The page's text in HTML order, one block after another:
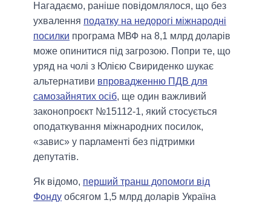
Нагадаємо, раніше повідомлялося, що без
ухвалення податку на недорогі міжнародні
посилки програма МВФ на 8,1 млрд доларів
може опинитися під загрозою. Попри те, що
уряд на чолі з Юлією Свириденко шукає
альтернативи впровадженню ПДВ для
самозайнятих осіб, ще один важливий
законопроєкт №15112-1, який стосується
оподаткування міжнародних посилок,
«завис» у парламенті без підтримки
депутатів.
Як відомо, перший транш допомоги від
Фонду обсягом 1,5 млрд доларів Україна